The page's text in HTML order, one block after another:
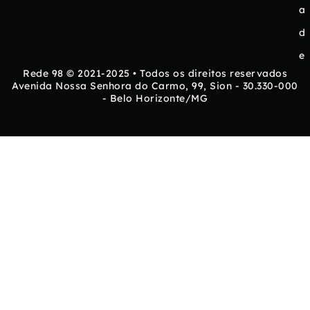
a
d
e
Rede 98 © 2021-2025 • Todos os direitos reservados
Avenida Nossa Senhora do Carmo, 99, Sion - 30.330-000
- Belo Horizonte/MG